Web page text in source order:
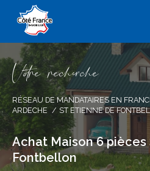
Vore recece
RÉSEAU DE MANDATAIRES EN
ARDECHE
ST ETIENNE DE
Achat Maison 6
Fontbellon
Effectuer une
et trouver le bien qui
critères